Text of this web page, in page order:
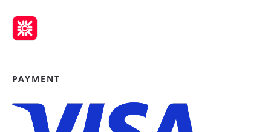
PAYMENT